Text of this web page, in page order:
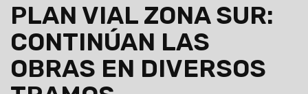
PLAN VIAL ZONA SUR:
CONTINÚAN LAS
OBRAS EN DIVERSOS